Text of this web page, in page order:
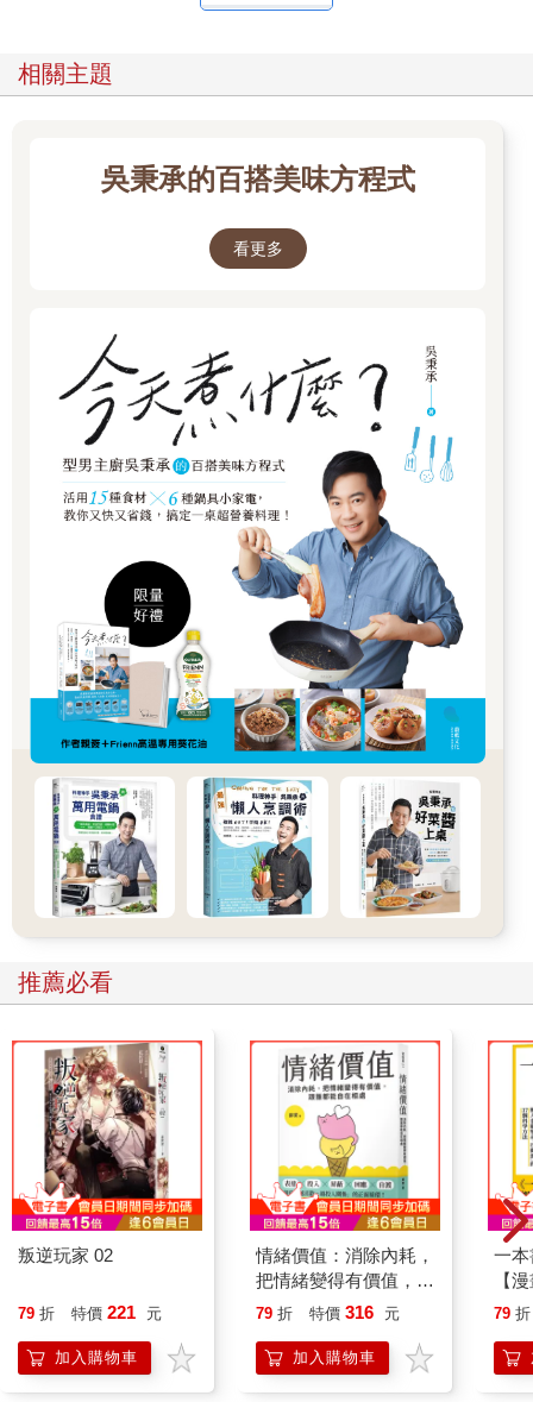
說，在馮內‧侯瑪內一級葡萄園所釀造的葡萄酒，就是
的葡萄，要注意的是，即使同一村莊，如果品質不符規格，也不
能冠上該村莊的名稱。這個等級的葡萄酒以整個「村莊」作為標
謂。葡萄酒標籤上須註明「村名」，例如馮內‧侯瑪內村的村莊級
葡萄酒，標示為「Appellation Vosne-Romanée Contrôlée 」。
翻轉形象，由黑轉紅
西班牙的葡萄酒產量位居世界第三，跟法國或義大利一樣，自古
釀造葡萄酒為生。
西班牙有寬廣的土地與充沛的陽光，從西元前就開始種植葡萄。
西班牙從古希臘人手中學會怎麼釀造葡萄酒，再學習羅馬帝國釀
酒技術，以提高品質，現在西班牙的葡萄種植面積或葡萄酒產
量，已經與法國或義大利並駕齊驅，成為一個葡萄酒大國。
西班牙有歐洲各國欽羨的日照量，所以過去釀造的葡萄酒酒精濃
度較高、單寧成分較濃（按：葡萄酒的酒精是從葡萄的糖分轉換
而來，日照決定了糖分集中度，進而影響釀成葡萄酒酒精濃
度）。為了突顯這個特色，西班牙習慣在釀造過程中，加入在法
國、德國等陰涼地區所生產味道較弱的葡萄酒，以製成適合長期
儲藏、行銷海外的葡萄酒。
這種西班牙式活力充沛的釀酒傳統，至今仍然脈脈相傳。
例如雪莉酒（按：Sherry，僅雪莉三角洲生產可冠名）就是安達
魯西亞（Andalucía）自治區的名產，不僅是西班牙傳統的葡萄
酒，也是世界三大加烈（按：加強酒精濃度）葡萄酒之一。雪莉
酒加入酒精濃度較高的白蘭地之後，可以提高葡萄酒的糖分與酒
精濃度（按：15％至22％），產生香醇的口感。因此，可以配合
TPO作為飯前酒、飯後酒或雞尾酒等，提供各種不同的樂趣。
另外兩個知名的加烈葡萄酒，是葡萄牙釀造的馬德拉酒
（Madeira）以及波特酒（Port Wine）。這些酒之所以要提高酒
精濃度，是因為葡萄牙或安達魯西亞地區氣候炎熱，為了防止葡
萄酒氧化或變質所採取的應變方法。
葡萄牙的特有喝法——將水果或香草浸泡在葡萄酒（按：即加味
酒，aromatised wine）—只不過當地習慣熱飲。
桑格莉亞酒原本是一種廢物利用的概念，透過加工讓風味欠佳的
葡萄酒起死回生。最近，更流行在葡萄酒裡加上一些水果或果汁
調製成雞尾酒。
西班牙雖然有這些獨具特色的葡萄酒，但國內的情勢不穩定，導
致釀酒業長期低迷。不可否認的，品質就是落後於法國與義大
利。與之相比，西班牙缺乏代表性的酒莊也是不爭的事實。
即便如此，西班牙還是有幾個鮮為人知的優秀酒莊。例如，1879
年成立的庫尼（Cune）酒莊，這裡釀造的葡萄酒就是西班牙的珍
品。對於葡萄酒的品質，西班牙也如同布根地一樣依土地區分等
級，有嚴格的規定。而庫尼酒莊在最高等級「DOCa」
（Denominacion de Origen Calificada）的利奧哈（Rioja）土地
上，擁有自家的葡萄園。
相關主題
吳秉承的百搭美味方程式
看更多
推薦必看
叛逆玩家 02
79 折 特價 221 元
加入購物車
情緒價值：消除內耗，
把情緒變得有價值，跟
誰都能自在相處
79 折 特價 316 元
加入購物車
一
【
行
「
學方
79 折